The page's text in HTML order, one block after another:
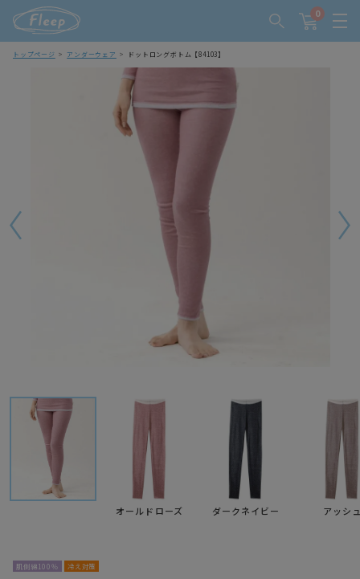
0
トップページ アンダーウェア ドットロングボトム【84103】
オールドローズ ダークネイビー アッシ
肌側綿100％ 冷え対策